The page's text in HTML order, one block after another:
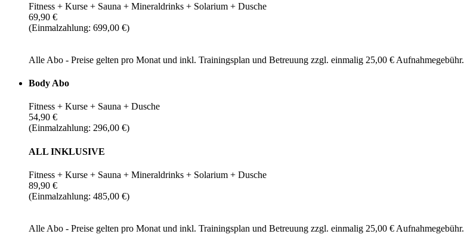
Fitness + Kurse + Sauna + Mineraldrinks + Solarium + Dusche
69,90 €
(Einmalzahlung: 699,00 €)
Alle Abo - Preise gelten pro Monat und inkl. Trainingsplan und Betreuung zzgl. einmalig 25,00 € Aufnahmegebühr.
Body Abo
Fitness + Kurse + Sauna + Dusche
54,90 €
(Einmalzahlung: 296,00 €)
ALL INKLUSIVE
Fitness + Kurse + Sauna + Mineraldrinks + Solarium + Dusche
89,90 €
(Einmalzahlung: 485,00 €)
Alle Abo - Preise gelten pro Monat und inkl. Trainingsplan und Betreuung zzgl. einmalig 25,00 € Aufnahmegebühr.